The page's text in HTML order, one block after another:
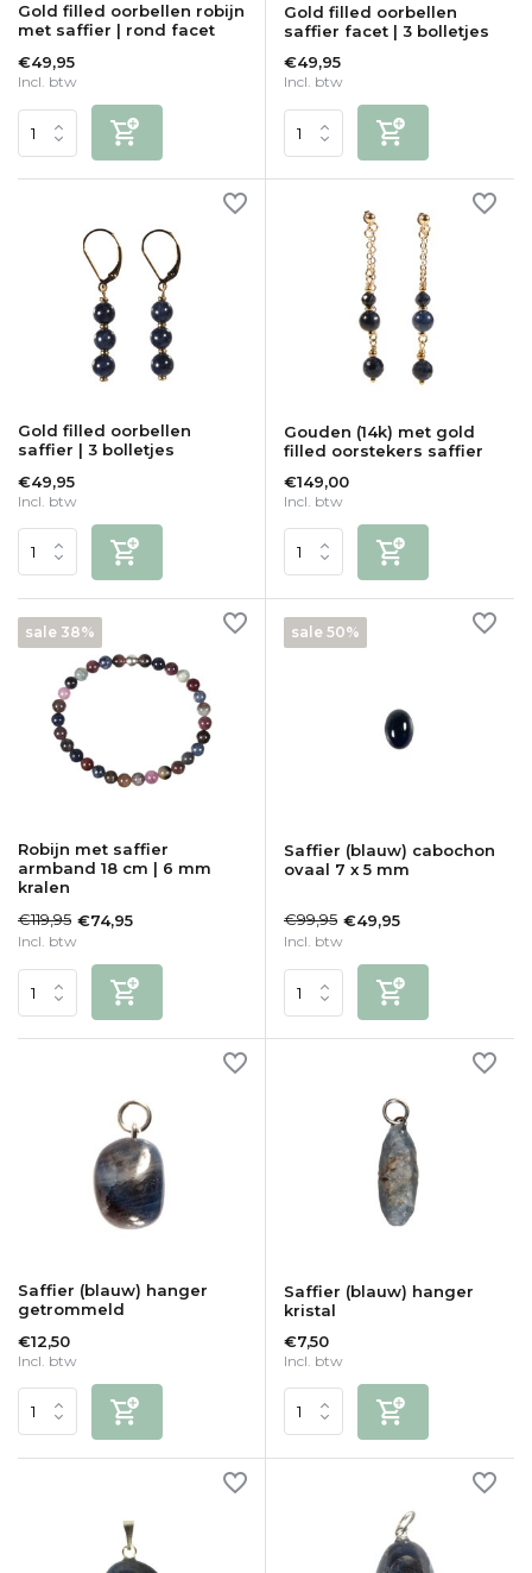
Gold filled oorbellen robijn
met saffier | rond facet
€49,95
Incl. btw
Gold filled oorbellen
saffier facet | 3 bolletjes
€49,95
Incl. btw
Gold filled oorbellen
saffier | 3 bolletjes
€49,95
Incl. btw
Gouden (14k) met gold
filled oorstekers saffier
€149,00
Incl. btw
sale 38%
Robijn met saffier
armband 18 cm | 6 mm
kralen
€119,95 €74,95
Incl. btw
sale 50%
Saffier (blauw) cabochon
ovaal 7 x 5 mm
€99,95 €49,95
Incl. btw
Saffier (blauw) hanger
getrommeld
€12,50
Incl. btw
Saffier (blauw) hanger
kristal
€7,50
Incl. btw